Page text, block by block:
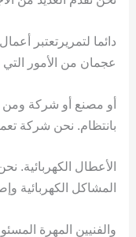
دائما لتمريرتعتبر
عجمان من الأمور
أو مصنع أو شركة ومن
بانتظام. نحن شركة
الأعطال الكهربائية.
المشاكل الكهربائية
والفنيين المهرة